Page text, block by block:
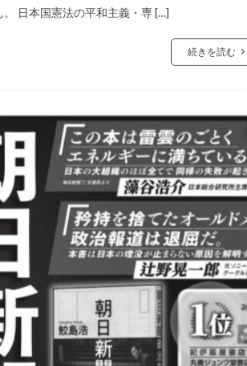
日本国憲法の平和主義・専 […]
続きを読む